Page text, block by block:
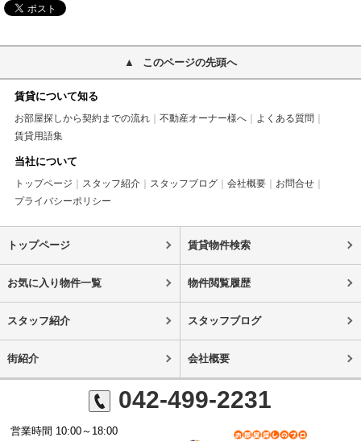
このページの先頭へ
賃貸について知る
お部屋探しから契約までの流れ 不動産オーナー様へ
よくある質問
賃貸用語集
当社について
トップページ スタッフ紹介 スタッフブログ 会社概要
お問合せ
プライバシーポリシー
トップページ 賃貸物件検索
お気に入り物件一覧 物件閲覧履歴
スタッフ紹介 スタッフブログ
街紹介 会社概要
042-499-2231
営業時間 10:00～18:00